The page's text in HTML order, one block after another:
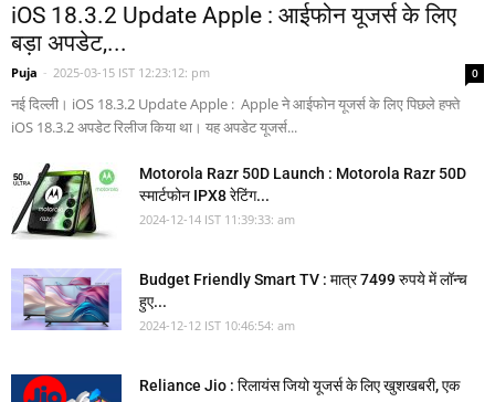
iOS 18.3.2 Update Apple : आईफोन यूजर्स के लिए
बड़ा अपडेट,...
Puja - 2025-03-15 IST 12:23:12: pm 0
नई दिल्ली। iOS 18.3.2 Update Apple : Apple ने आईफोन यूजर्स के लिए पिछले हफ्ते
iOS 18.3.2 अपडेट रिलीज किया था। यह अपडेट यूजर्स...
Motorola Razr 50D Launch : Motorola Razr 50D
स्मार्टफोन IPX8 रेटिंग...
2024-12-14 IST 11:39:33: am
Budget Friendly Smart TV : मात्र 7499 रुपये में लॉन्च
हुए...
2024-12-12 IST 10:46:54: am
Reliance Jio : रिलायंस जियो यूजर्स के लिए खुशखबरी, एक